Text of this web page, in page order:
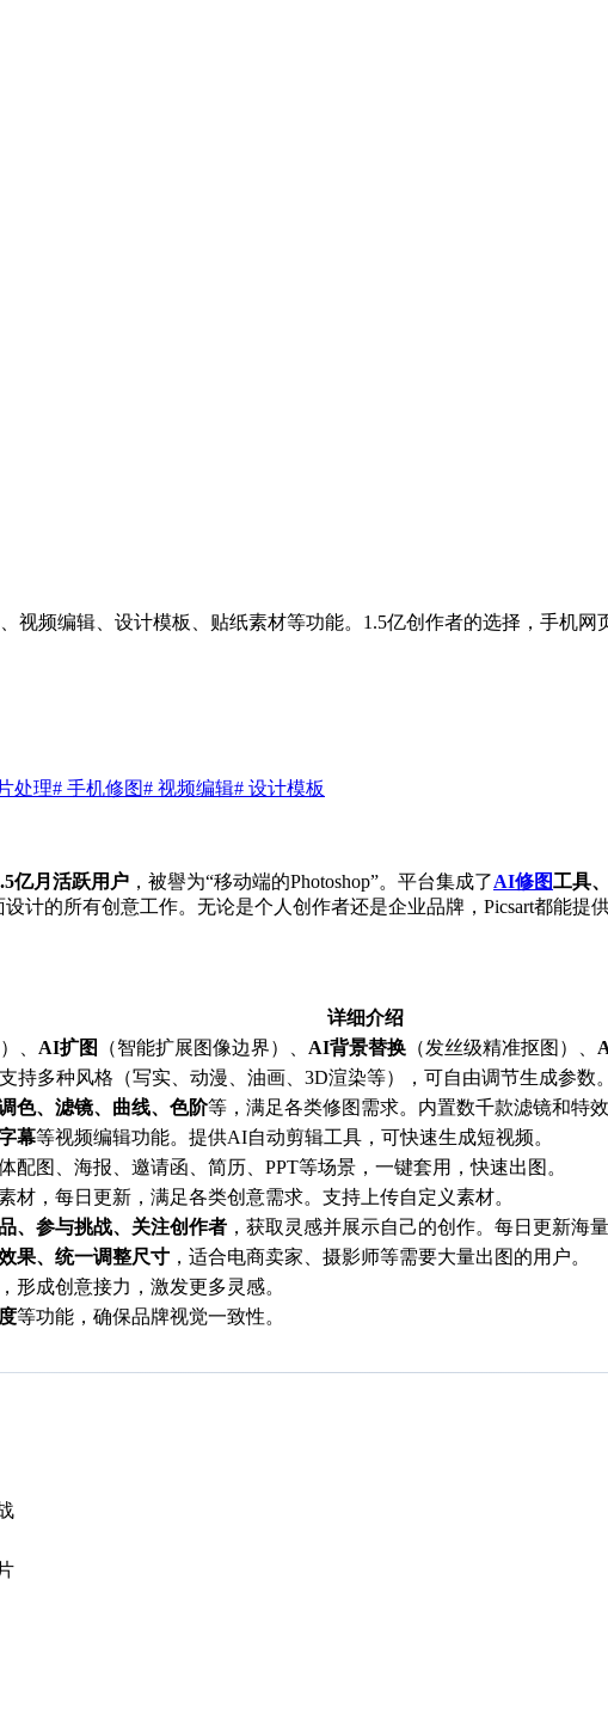
视频编辑、设计模板、贴纸素材等功能。1.5亿创作者的选择，手机网
处理# 手机修图# 视频编辑# 设计模板
亿月活跃用户 ，被譽为“移动端的Photoshop”。平台集成了AI修图工具、
计的所有创意工作。无论是个人创作者还是企业品牌，Picsart都能提
详细介绍
、 AI扩图 （智能扩展图像边界）、 AI背景替换 （发丝级精准抠图）、
持多种风格（写实、动漫、油画、3D渲染等），可自由调节生成参数。
色、滤镜、曲线、色阶等，满足各类修图需求。内置数千款滤镜和特效
幕等视频编辑功能。提供AI自动剪辑工具，可快速生成短视频。
配图、海报、邀请函、简历、PPT等场景，一键套用，快速出图。
材，每日更新，满足各类创意需求。支持上传自定义素材。
、参与挑战、关注创作者 ，获取灵感并展示自己的创作。每日更新海量
果、统一调整尺寸 ，适合电商卖家、摄影师等需要大量出图的用户。
形成创意接力，激发更多灵感。
等功能，确保品牌视觉一致性。